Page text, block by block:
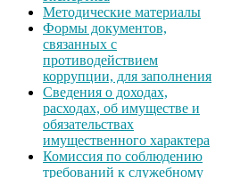
Методические материалы
Формы документов,
связанных с
противодействием
коррупции, для заполнения
Сведения о доходах,
расходах, об имуществе и
обязательствах
имущественного характера
Комиссия по соблюдению
требований к служебному